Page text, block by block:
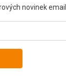
novinek